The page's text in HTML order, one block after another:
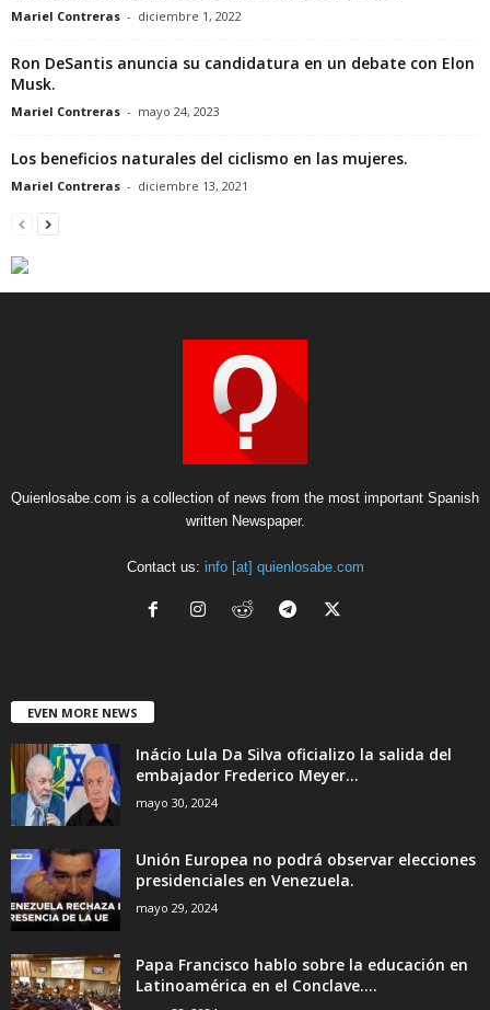
Mariel Contreras - diciembre 1, 2022
Ron DeSantis anuncia su candidatura en un debate con Elon
Musk.
Mariel Contreras - mayo 24, 2023
Los beneficios naturales del ciclismo en las mujeres.
Mariel Contreras - diciembre 13, 2021
Quienlosabe.com is a collection of news from the most important Spanish
written Newspaper.
Contact us: info [at] quienlosabe.com
EVEN MORE NEWS
Inácio Lula Da Silva oficializo la salida del
embajador Frederico Meyer...
mayo 30, 2024
Unión Europea no podrá observar elecciones
presidenciales en Venezuela.
mayo 29, 2024
Papa Francisco hablo sobre la educación en
Latinoamérica en el Conclave....